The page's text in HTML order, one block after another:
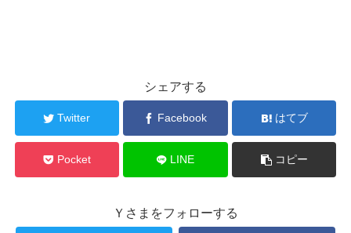
シェアする
Twitter Facebook はてブ
Pocket LINE コピー
Ｙさまをフォローする